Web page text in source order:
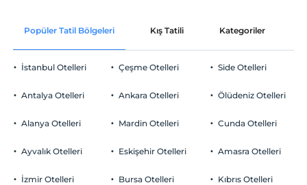
Popüler Tatil Bölgeleri Kış Tatili Kategoriler
İstanbul Otelleri
Antalya Otelleri
Alanya Otelleri
Ayvalık Otelleri
İzmir Otelleri
Çeşme Otelleri
Ankara Otelleri
Mardin Otelleri
Eskişehir Otelleri
Bursa Otelleri
Side Otelleri
Ölüdeniz Otelleri
Cunda Otelleri
Amasra Otelleri
Kıbrıs Otelleri